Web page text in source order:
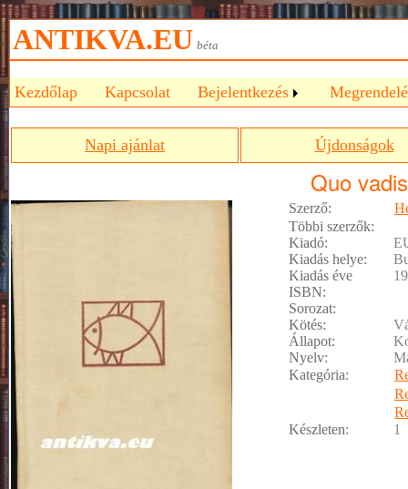
ANTIKVA.EU béta
Kezdőlap Kapcsolat Bejelentkezés
Napi ajánlat Újdonságok
Quo vadis
Szerző:
Többi szerzők:
Kiadó:
Kiadás helye:
Kiadás éve
ISBN:
Sorozat:
Kötés:
Állapot:
Nyelv:
Kategória:
Készleten:
1